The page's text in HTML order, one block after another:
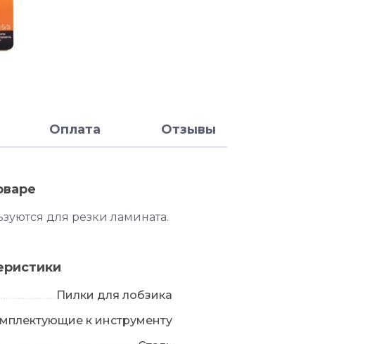
Оплата Отзывы
для резки ламината.
Пилки для лобзика
к инструменту